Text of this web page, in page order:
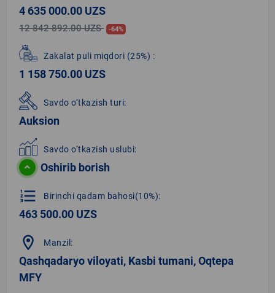
4 635 000.00 UZS
12 842 892.00 UZS -64%
Zakalat puli miqdori (25%) :
1 158 750.00 UZS
Savdo o‘tkazish turi:
Auksion
Savdo o‘tkazish uslubi:
Oshirib borish
format_list_numbered Birinchi qadam bahosi(10%):
463 500.00 UZS
location_on Manzil:
Qashqadaryo viloyati, Kasbi tumani, Oqtepa
MFY